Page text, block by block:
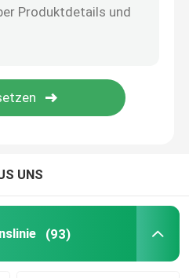
nach Maß
UNS
(93)